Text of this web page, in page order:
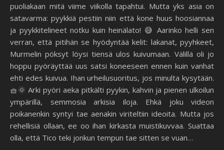
puoliakaan mitä viime viikolla tapahtui. Mutta yks asia on
satavarma: pyykkiä pestiin niin että kone huus hoosiannaa
ja pyykkitelineet notku kuin heinälato! 😅 Aarinko helli sen
verran, että pitihän se hyödyntää kelit: lakanat, pyyhkeet,
Murmelin pöksyt löysi tiensä ulos kuivumaan. Välillä oli jo
hoppu pyöräyttää uus satsi koneeseen ennen kuin vanhat
ehti edes kuivua. Ihan urheilusuoritus, jos minulta kysytään.
🧺🌞 Arki pyöri aeka pitkälti pyykin, kahvin ja pienen ulkoilun
ympärillä, semmosia arkisia iloja. Ehkä joku videon
poikanenkin syntyi tae aenakin viriteltiin ideoita. Mutta jos
rehellisiä ollaan, ee oo ihan kirkasta muistikuvvaa. Suattaa
olla, että Tico teki jonkun tempun tae sitten se vuan…